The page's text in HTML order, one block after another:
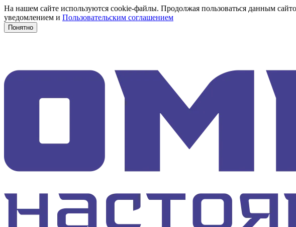
На нашем сайте используются cookie-файлы. Продолжая пользоваться данным
уведомлением и Пользовательским соглашением
Понятно